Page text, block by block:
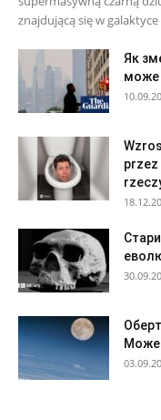
znajdującą się w
Як
може
przez
Може